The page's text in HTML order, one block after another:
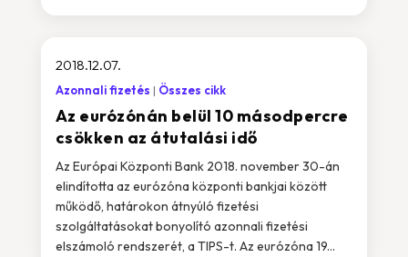
Az eurózónán belül 10 másodpercre
csökken az átutalási idő
2018.12.07.
Azonnali fizetés Összes cikk
Az Európai Központi Bank 2018. november 30-án
elindította az eurózóna központi bankjai között
működő, határokon átnyúló fizetési
szolgáltatásokat bonyolító azonnali fizetési
elszámoló rendszerét, a TIPS-t. Az eurózóna 19...